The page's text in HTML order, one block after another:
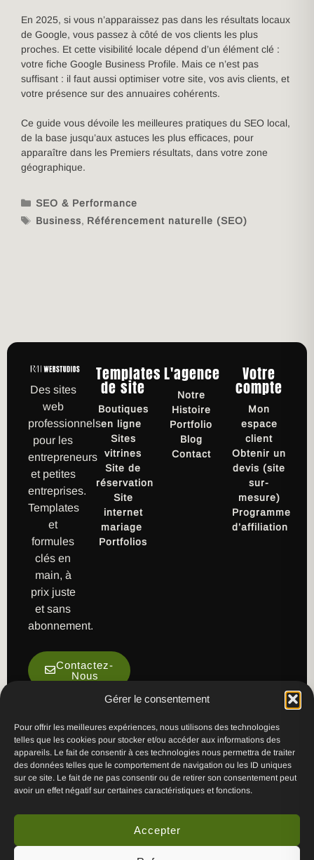
Gérer le consentement
Pour offrir les meilleures expériences, nous utilisons des technologies
telles que les cookies pour stocker et/ou accéder aux informations des
appareils. Le fait de consentir à ces technologies nous permettra de traiter
des données telles que le comportement de navigation ou les ID uniques
sur ce site. Le fait de ne pas consentir ou de retirer son consentement peut
avoir un effet négatif sur certaines caractéristiques et fonctions.
Accepter
En 2025, si vous n’apparaissez pas dans les résultats locaux
de Google, vous passez à côté de vos clients les plus
proches. Et cette visibilité locale dépend d’un élément clé :
votre fiche Google Business Profile. Mais ce n’est pas
suffisant : il faut aussi optimiser votre site, vos avis clients, et
votre présence sur des annuaires cohérents.
Ce guide vous dévoile les meilleures pratiques du SEO local,
de la base jusqu’aux astuces les plus efficaces, pour
apparaître dans les Premiers résultats, dans votre zone
géographique.
SEO & Performance
Business, Référencement naturelle (SEO)
Des sites
web
professionnels
pour les
entrepreneurs
et petites
entreprises.
Templates
et
formules
clés en
main, à
prix juste
et sans
abonnement.
Contactez-
Nous
Templates
de site
Boutiques
en ligne
Sites
vitrines
Site de
réservation
Site
internet
mariage
Portfolios
L'agence
Notre
Histoire
Portfolio
Blog
Contact
Votre
compte
Mon
espace
client
Obtenir un
devis (site
sur-
mesure)
Programme
d’affiliation